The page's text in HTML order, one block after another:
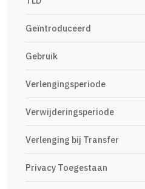
Geïntroduceerd
Gebruik
Verlengingsperiode
Verwijderingsperiode
Verlenging bij Transfer
Privacy Toegestaan